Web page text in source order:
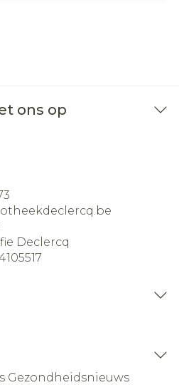
ons op
Declercq
Gezondheidsnieuws